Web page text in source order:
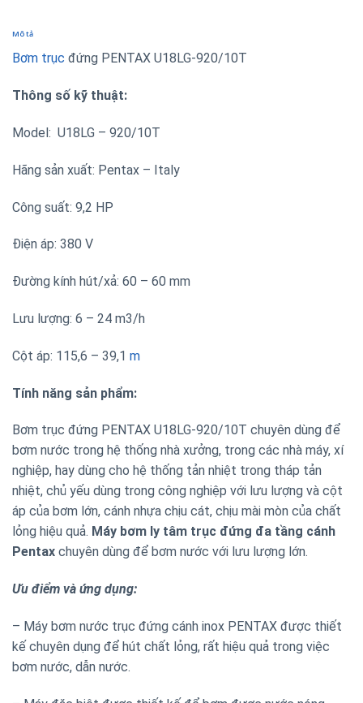
Mô tả
Bơm trục đứng PENTAX U18LG-920/10T
Thông số kỹ thuật:
Model: U18LG – 920/10T
Hãng sản xuất: Pentax – Italy
Công suất: 9,2 HP
Điện áp: 380 V
Đường kính hút/xả: 60 – 60 mm
Lưu lượng: 6 – 24 m3/h
Cột áp: 115,6 – 39,1 m
Tính năng sản phẩm:
Bơm trục đứng PENTAX U18LG-920/10T chuyên dùng để
bơm nước trong hệ thống nhà xưởng, trong các nhà máy, xí
nghiệp, hay dùng cho hệ thống tản nhiệt trong tháp tản
nhiệt, chủ yếu dùng trong công nghiệp với lưu lượng và cột
áp của bơm lớn, cánh nhựa chịu cát, chịu mài mòn của chất
lỏng hiệu quả. Máy bơm ly tâm trục đứng đa tầng cánh
Pentax chuyên dùng để bơm nước với lưu lượng lớn.
Ưu điểm và ứng dụng:
– Máy bơm nước trục đứng cánh inox PENTAX được thiết
kế chuyên dụng để hút chất lỏng, rất hiệu quả trong việc
bơm nước, dẫn nước.